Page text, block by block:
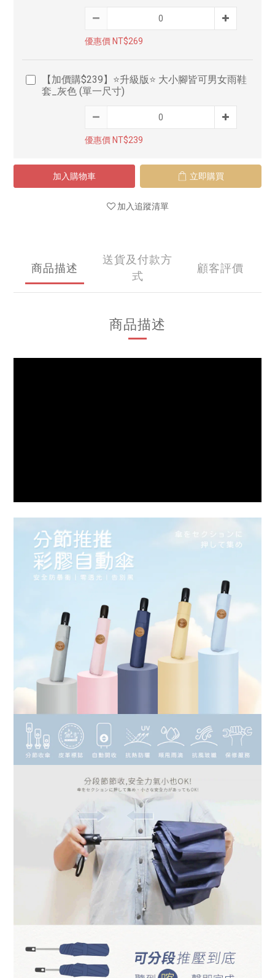
優惠價 NT$269
【加價購$239】⭐升級版⭐ 大小腳皆可男女雨鞋
套_灰色 (單一尺寸)
優惠價 NT$239
加入購物車 立即購買
加入追蹤清單
商品描述
送貨及付款方
式
顧客評價
商品描述